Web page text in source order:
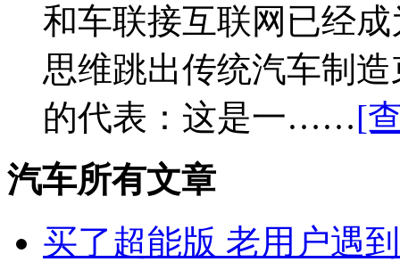
和车联接互联网已经
思维跳出传统汽车制
的代表：这是一……[
汽车所有文章
买了超能版 老用户遇